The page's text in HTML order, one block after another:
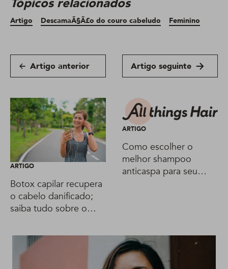
Tópicos relacionados
Artigo DescamaÃ§Ã£o do couro cabeludo Feminino
Artigo anterior Artigo seguinte
ARTIGO
Botox capilar recupera
o cabelo danificado;
saiba tudo sobre o
ARTIGO
Como escolher o
melhor shampoo
anticaspa para seu